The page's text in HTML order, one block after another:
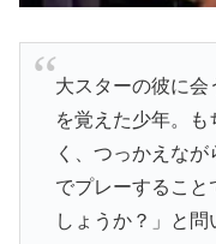
大スターの彼に
を覚えた少年。
く、つっかえな
でプレーするこ
しょうか？」と問